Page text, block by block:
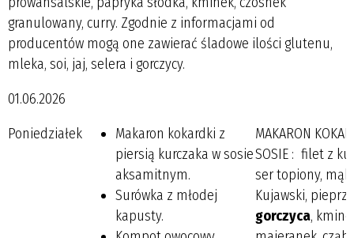
granulowany, curry. Zgodnie z informacjami od
producentów mogą one zawierać śladowe ilości glutenu,
mleka, soi, jaj, selera i gorczycy.
01.06.2026
Poniedziałek
Makaron kokardki z
piersią kurczaka w sosie
aksamitnym.
Surówka z młodej
kapusty.
MAKARON
SOSIE : filet z
ser topiony,
Kujawski, pieprz
gorczyca,